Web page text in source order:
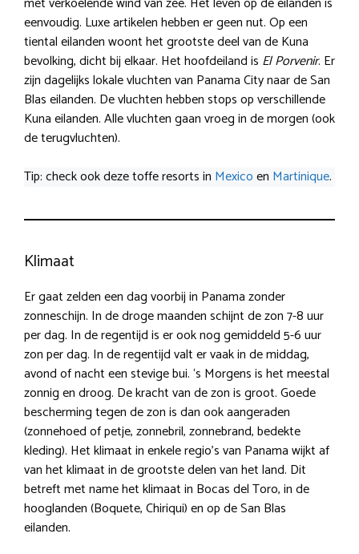
eenvoudig. Luxe artikelen hebben er geen nut. Op een
tiental eilanden woont het grootste deel van de Kuna
bevolking, dicht bij elkaar. Het hoofdeiland is El Porvenir. Er
zijn dagelijks lokale vluchten van Panama City naar de San
Blas eilanden. De vluchten hebben stops op verschillende
Kuna eilanden. Alle vluchten gaan vroeg in de morgen (ook
de terugvluchten).
Tip: check ook deze toffe resorts in Mexicoen Martinique.
Klimaat
Er gaat zelden een dag voorbij in Panama zonder
zonneschijn. In de droge maanden schijnt de zon 7-8 uur
per dag. In de regentijd is er ook nog gemiddeld 5-6 uur
zon per dag. In de regentijd valt er vaak in de middag,
avond of nacht een stevige bui. ‘s Morgens is het meestal
zonnig en droog. De kracht van de zon is groot. Goede
bescherming tegen de zon is dan ook aangeraden
(zonnehoed of petje, zonnebril, zonnebrand, bedekte
kleding). Het klimaat in enkele regio’s van Panama wijkt af
van het klimaat in de grootste delen van het land. Dit
betreft met name het klimaat in Bocas del Toro, in de
hooglanden (Boquete, Chiriqui) en op de San Blas
eilanden.